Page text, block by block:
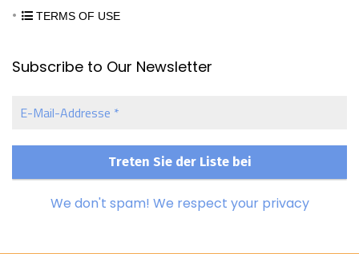
TERMS OF USE
Subscribe to Our Newsletter
Mail-
*
We don't spam! We respect your privacy